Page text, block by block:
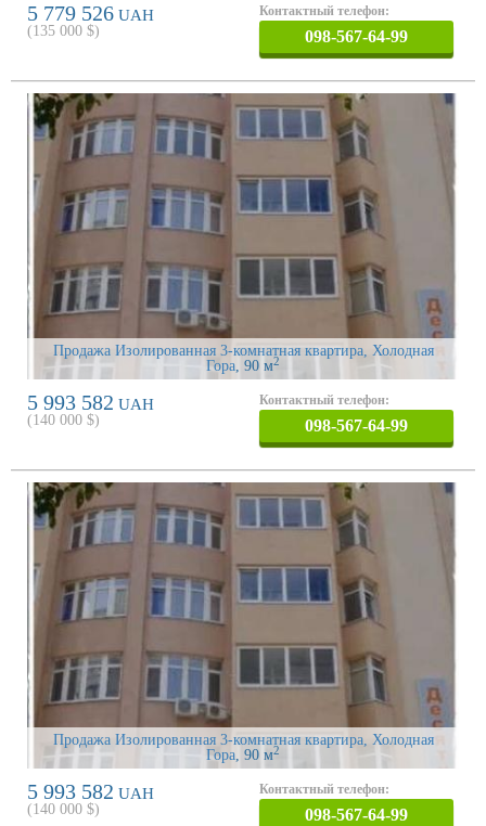
5 779 526 UAH
(135 000 $)
Контактный телефон:
098-567-64-99
Продажа Изолированная 3-комнатная квартира, Холодная
Гора, 90 м2
5 993 582 UAH
(140 000 $)
Контактный телефон:
098-567-64-99
Продажа Изолированная 3-комнатная квартира, Холодная
Гора, 90 м2
5 993 582 UAH
(140 000 $)
Контактный телефон:
098-567-64-99